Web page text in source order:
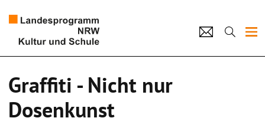
Künstlerpool
Graffiti - Nicht nur
Dosenkunst